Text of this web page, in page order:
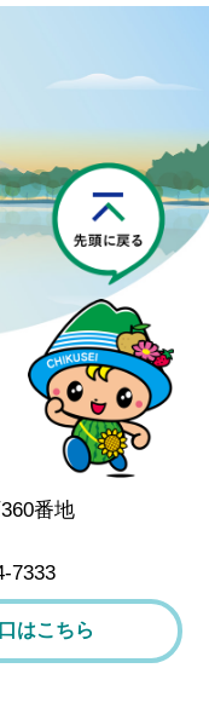
筑西市
番地
7333
はこちら